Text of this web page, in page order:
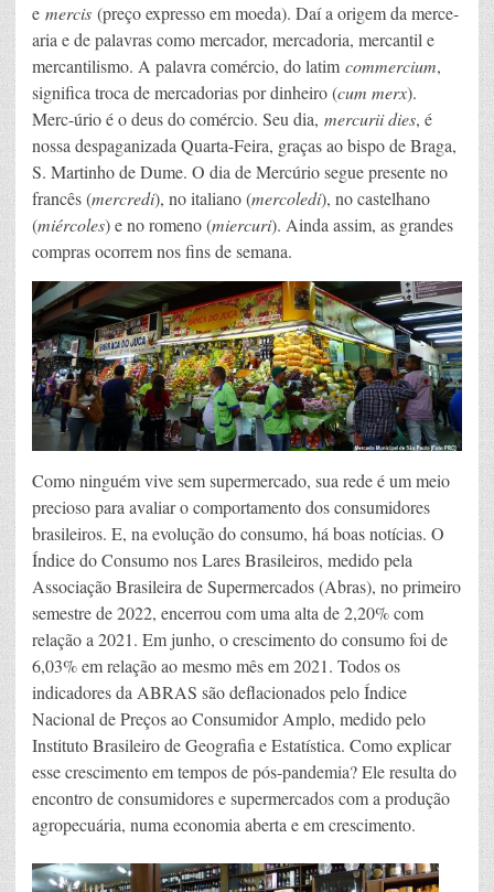
e mercis (preço expresso em moeda). Daí a origem da merce-
aria e de palavras como mercador, mercadoria, mercantil e
mercantilismo. A palavra comércio, do latim commercium,
significa troca de mercadorias por dinheiro (cum merx).
Merc-úrio é o deus do comércio. Seu dia, mercurii dies, é
nossa despaganizada Quarta-Feira, graças ao bispo de Braga,
S. Martinho de Dume. O dia de Mercúrio segue presente no
francês (mercredi), no italiano (mercoledi), no castelhano
(miércoles) e no romeno (miercuri). Ainda assim, as grandes
compras ocorrem nos fins de semana.
Como ninguém vive sem supermercado, sua rede é um meio
precioso para avaliar o comportamento dos consumidores
brasileiros. E, na evolução do consumo, há boas notícias. O
Índice do Consumo nos Lares Brasileiros, medido pela
Associação Brasileira de Supermercados (Abras), no primeiro
semestre de 2022, encerrou com uma alta de 2,20% com
relação a 2021. Em junho, o crescimento do consumo foi de
6,03% em relação ao mesmo mês em 2021. Todos os
indicadores da ABRAS são deflacionados pelo Índice
Nacional de Preços ao Consumidor Amplo, medido pelo
Instituto Brasileiro de Geografia e Estatística. Como explicar
esse crescimento em tempos de pós-pandemia? Ele resulta do
encontro de consumidores e supermercados com a produção
agropecuária, numa economia aberta e em crescimento.